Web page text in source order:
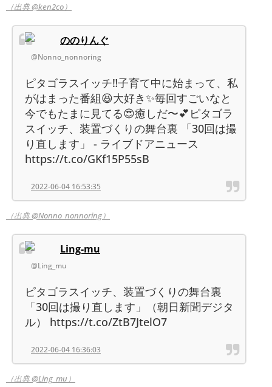
（出典 @ken2co）
ののりんぐ
@Nonno_nonnoring
ピタゴラスイッチ‼️子育て中に始まって、私
がはまった番組😆大好き✨毎回すごいなと
今でもたまに見てる😍癒しだ〜💕ピタゴラ
スイッチ、装置づくりの舞台裏 「30回は撮
り直します」 - ライブドアニュース
https://t.co/GKf15P55sB
2022-06-04 16:53:35
（出典 @Nonno_nonnoring）
Ling-mu
@Ling_mu
ピタゴラスイッチ、装置づくりの舞台裏
「30回は撮り直します」（朝日新聞デジタ
ル） https://t.co/ZtB7JtelO7
2022-06-04 16:36:03
（出典 @Ling_mu）